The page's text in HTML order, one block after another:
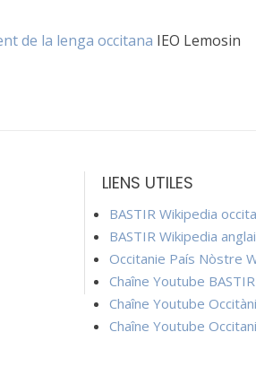
de la lenga occitana IEO Lemosin
LIENS UTILES
BASTIR Wikipedia
BASTIR Wikipedia
Occitanie País Nòstre
Chaîne Youtube
Chaîne Youtube
Chaîne Youtube